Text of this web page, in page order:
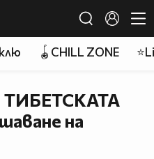
🪀CHILL ZONE
ТИБЕТСКАТА
на